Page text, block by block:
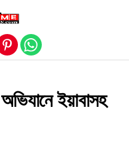
ইয়াবাসহ
version